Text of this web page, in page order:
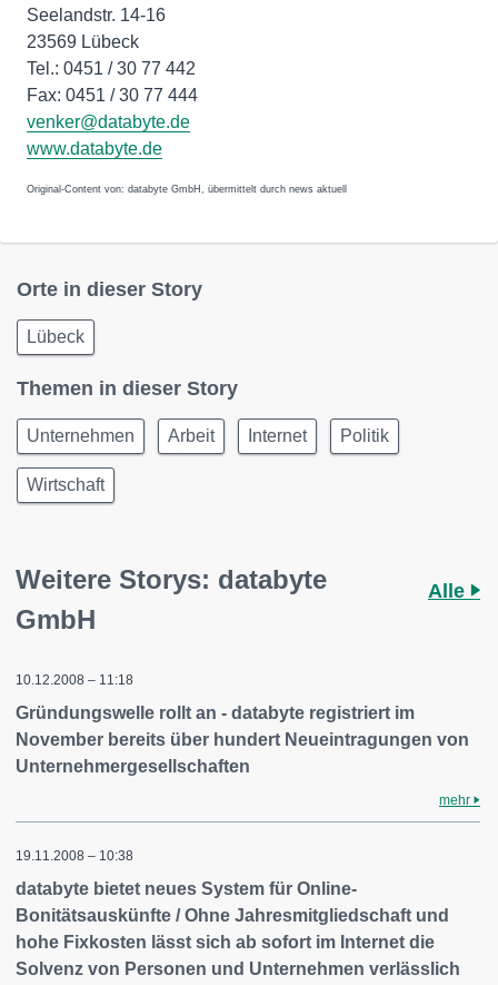
Seelandstr. 14-16
23569 Lübeck
Tel.: 0451 / 30 77 442
Fax: 0451 / 30 77 444
venker@databyte.de
www.databyte.de
Original-Content von: databyte GmbH, übermittelt durch news aktuell
Orte in dieser Story
Lübeck
Themen in dieser Story
Unternehmen Arbeit Internet Politik
Wirtschaft
Weitere Storys: databyte
GmbH
Alle
10.12.2008 – 11:18
Gründungswelle rollt an - databyte registriert im
November bereits über hundert Neueintragungen von
Unternehmergesellschaften
mehr
19.11.2008 – 10:38
databyte bietet neues System für Online-
Bonitätsauskünfte / Ohne Jahresmitgliedschaft und
hohe Fixkosten lässt sich ab sofort im Internet die
Solvenz von Personen und Unternehmen verlässlich